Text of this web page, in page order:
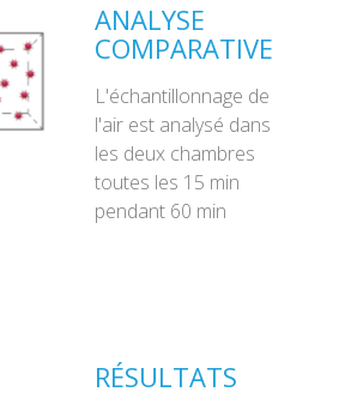
ANALYSE
COMPARATIVE
L'échantillonnage de
l'air est analysé dans
les deux chambres
toutes les 15 min
pendant 60 min
RÉSULTATS